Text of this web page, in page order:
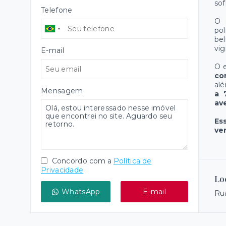
O
O
a
Telefone
E-mail
Mensagem
Concordo com a Política de
Privacidade
WhatsApp E-mail